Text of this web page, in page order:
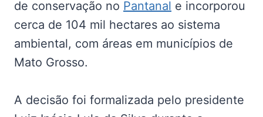
de conservação no Pantanal e incorporou
cerca de 104 mil hectares ao sistema
ambiental, com áreas em municípios de
Mato Grosso.
A decisão foi formalizada pelo presidente